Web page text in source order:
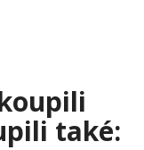
také: